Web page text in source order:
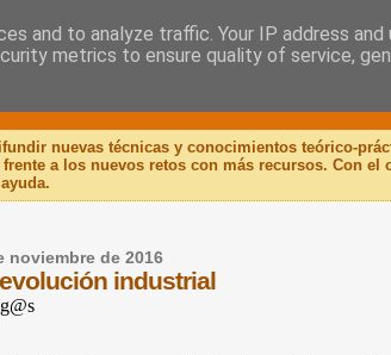
nuevas técnicas y conocimientos teórico-
a los nuevos retos con más recursos. Con
noviembre de 2016
industrial
and to analyze traffic. Your IP address and
metrics to ensure quality of service,